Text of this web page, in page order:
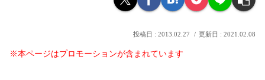
2013.02.27 2021.02.08
※本ページはプロモーションが含まれています